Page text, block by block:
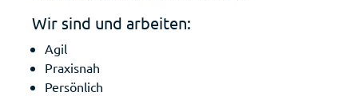
Wir sind und arbeiten:
Agil
Praxisnah
Persönlich